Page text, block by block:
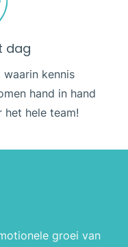
dag
kennis
hand in hand
het hele team!
groei van